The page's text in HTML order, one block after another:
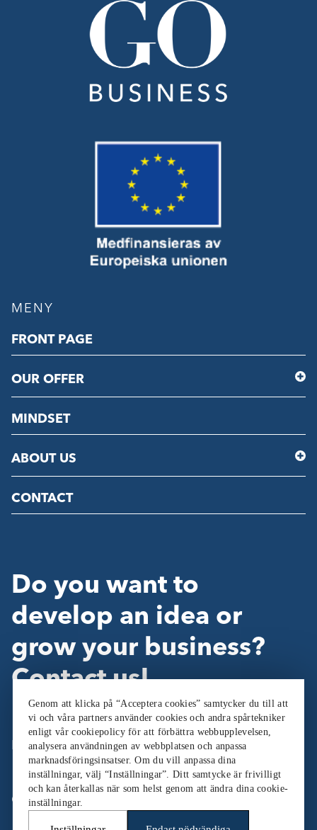
MENY
FRONT PAGE
OUR OFFER
MINDSET
ABOUT US
CONTACT
Do you want to
develop an idea or
grow your business?
Contact us!
Follow Us:
Cookieinställningar
Genom att klicka på “Acceptera cookies” samtycker du till att
vi och våra partners använder cookies och andra spårtekniker
enligt vår cookiepolicy för att förbättra webbupplevelsen,
analysera användningen av webbplatsen och anpassa
marknadsföringsinsatser. Om du vill anpassa dina
inställningar, välj “Inställningar”. Ditt samtycke är frivilligt
och kan återkallas när som helst genom att ändra dina cookie-
inställningar.